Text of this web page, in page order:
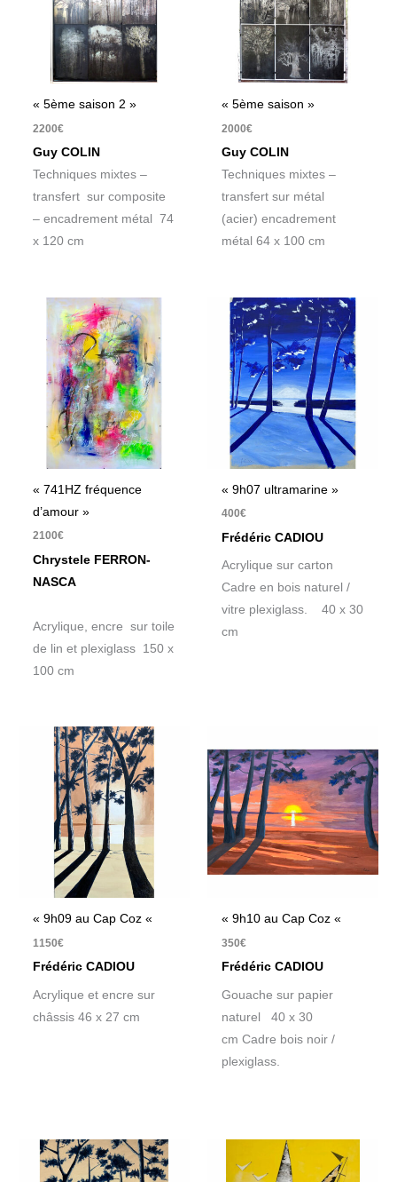
« 5ème saison 2 »
2200€
Guy COLIN
Techniques mixtes –
transfert sur composite
– encadrement métal 74
x 120 cm
« 5ème saison »
2000€
Guy COLIN
Techniques mixtes –
transfert sur métal
(acier) encadrement
métal 64 x 100 cm
« 741HZ fréquence
d’amour »
2100€
Chrystele FERRON-
NASCA
Acrylique, encre sur toile
de lin et plexiglass 150 x
100 cm
« 9h07 ultramarine »
400€
Frédéric CADIOU
Acrylique sur carton
Cadre en bois naturel /
vitre plexiglass. 40 x 30
cm
« 9h09 au Cap Coz «
1150€
Frédéric CADIOU
Acrylique et encre sur
châssis 46 x 27 cm
« 9h10 au Cap Coz «
350€
Frédéric CADIOU
Gouache sur papier
naturel 40 x 30
cm Cadre bois noir /
plexiglass.